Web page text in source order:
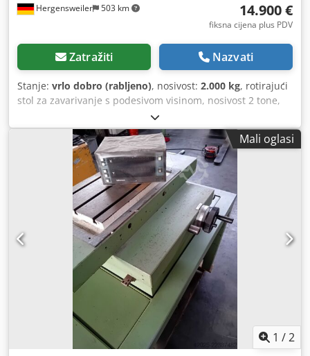
Hergensweiler 503 km 14.900 €
fiksna cijena plus PDV
Zatražiti Nazvati
Stanje: vrlo dobro (rabljeno), nosivost: 2.000 kg, rotirajući
stol za zavarivanje s podesivom visinom, nosivost 2 tone,
uključuje beskonačno podesive produžetke za stezanje i
stezne čeljusti Stanje: vrlo dobro Dwedpezk Ra Tefx Amxoa
Brzina, visina i nagib beskonačno podesivi Ručno i nožno
upravljanje Prijenos struje za zavarivanje: 600 ampera
Dimenzije: Duljina: 1940 mm Širina: 1200 mm Promjer
diska: 1200 mm Visina u nagnutom položaju: min. 700 mm,
maks. 1550 mm Visina u vodoravnom položaju: min. 900
mm, maks. 1700 mm Težina: 1750 kg
Mali oglasi
1 /2